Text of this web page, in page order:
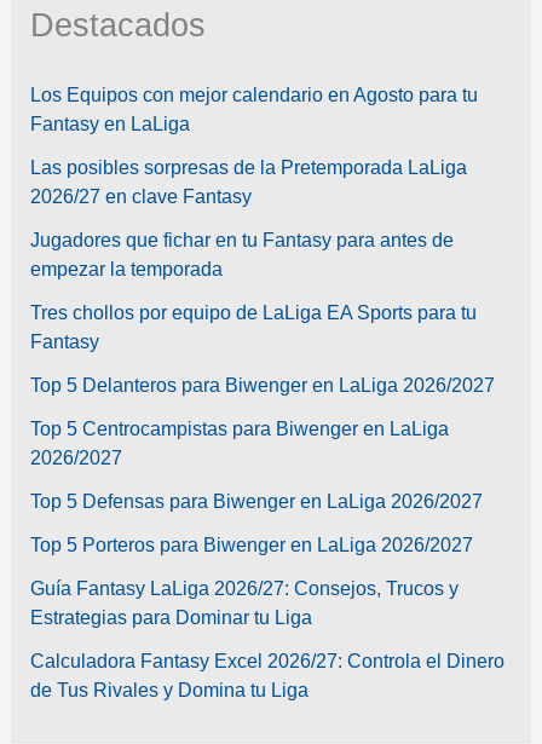
Destacados
Los Equipos con mejor calendario en Agosto para tu
Fantasy en LaLiga
Las posibles sorpresas de la Pretemporada LaLiga
2026/27 en clave Fantasy
Jugadores que fichar en tu Fantasy para antes de
empezar la temporada
Tres chollos por equipo de LaLiga EA Sports para tu
Fantasy
Top 5 Delanteros para Biwenger en LaLiga 2026/2027
Top 5 Centrocampistas para Biwenger en LaLiga
2026/2027
Top 5 Defensas para Biwenger en LaLiga 2026/2027
Top 5 Porteros para Biwenger en LaLiga 2026/2027
Guía Fantasy LaLiga 2026/27: Consejos, Trucos y
Estrategias para Dominar tu Liga
Calculadora Fantasy Excel 2026/27: Controla el Dinero
de Tus Rivales y Domina tu Liga